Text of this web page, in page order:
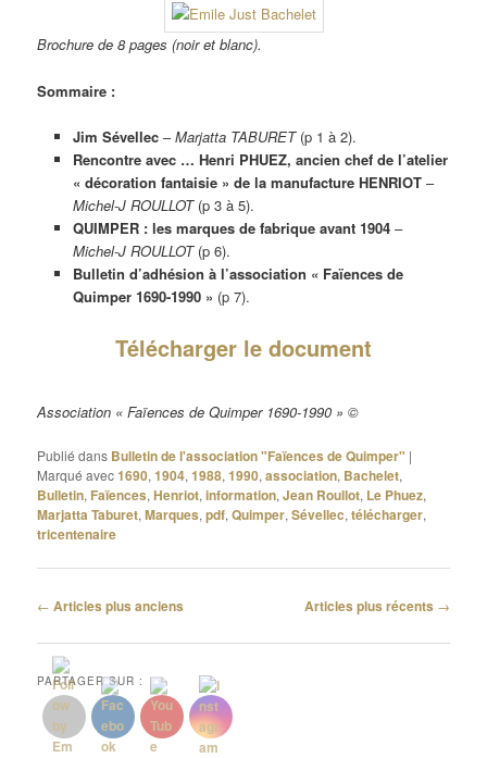
Brochure de 8 pages (noir et blanc).
Sommaire :
Jim Sévellec –Marjatta TABURET (p 1 à 2).
Rencontre avec … Henri PHUEZ, ancien chef de l’atelier
« décoration fantaisie » de la manufacture HENRIOT–
Michel-J ROULLOT (p 3 à 5).
QUIMPER : les marques de fabrique avant 1904–
Michel-J ROULLOT (p 6).
Bulletin d’adhésion à l’association « Faïences de
Quimper 1690-1990 » (p 7).
Télécharger le document
Association « Faïences de Quimper 1690-1990 » ©
Publié dans Bulletin de l'association "Faïences de Quimper" |
Marqué avec1690,1904,1988,1990,association, Bachelet,
Bulletin, Faïences,Henriot,information,Jean Roullot, Le Phuez,
Marjatta Taburet,Marques,pdf,Quimper,Sévellec,télécharger,
tricentenaire
Navigation
articles
← Articles plus anciens Articles plus récents →
PARTAGER SUR :